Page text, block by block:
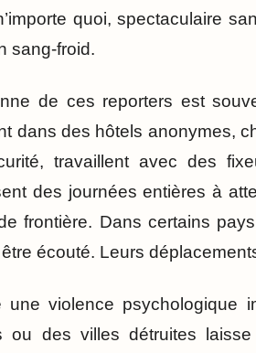
quoi, spectaculaire
sang-froid.
de ces reporters est
dans des hôtels anonymes,
travaillent avec des
des journées entières à
frontière. Dans certains
écouté. Leurs
une violence psychologique
ou des villes détruites